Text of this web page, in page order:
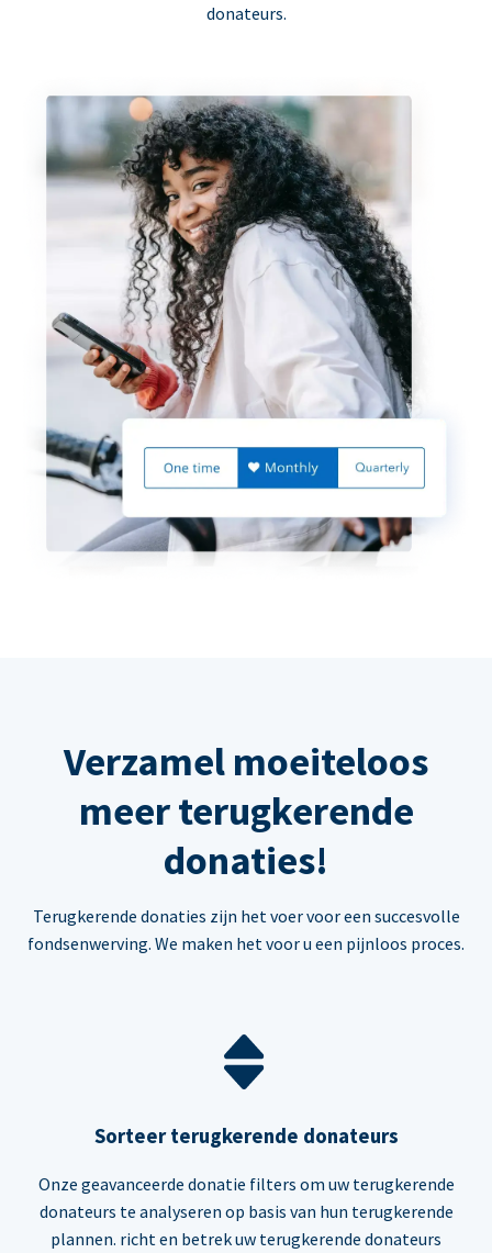
donateurs.
Verzamel moeiteloos
meer terugkerende
donaties!
Terugkerende donaties zijn het voer voor een succesvolle
fondsenwerving. We maken het voor u een pijnloos proces.
Sorteer terugkerende donateurs
Onze geavanceerde donatie filters om uw terugkerende
donateurs te analyseren op basis van hun terugkerende
plannen. richt en betrek uw terugkerende donateurs